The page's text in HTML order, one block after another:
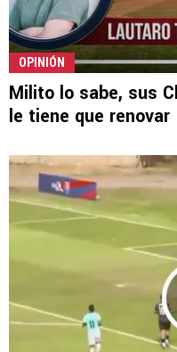
OPINIÓN
Milito lo sabe, sus
le tiene que renovar